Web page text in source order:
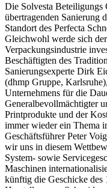
Die Solvesta Beteiligungs
übertragenden Sanierung
Standort des Perfecta
Gleichwohl werde sich
Verpackungsindustrie
Beschäftigten des
Sanierungsexperte Dirk
(dhmp Gruppe,
Unternehmens für die
Generalbevollmächtigter
Printprodukte und der
immer wieder ein Thema
Geschäftsführer Peter
wir uns in diesem
System- sowie
Maschinen
künftig die Geschicke des